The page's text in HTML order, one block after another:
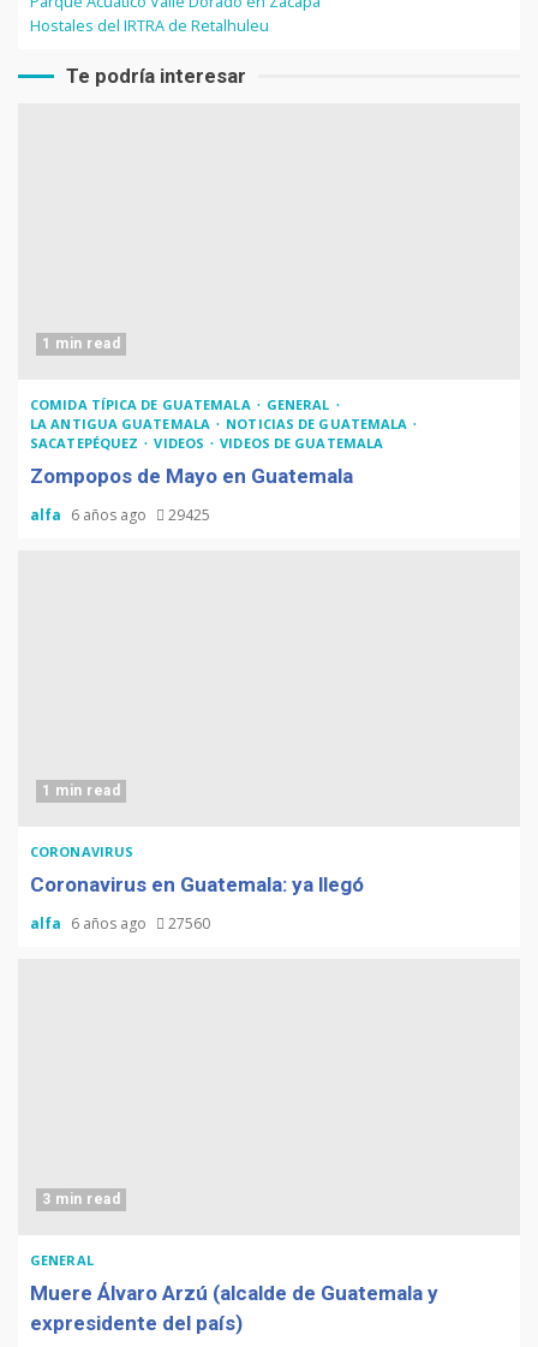
Hostales del IRTRA de Retalhuleu
Te podría interesar
1 min read
COMIDA TÍPICA DE GUATEMALA
GENERAL
LA ANTIGUA GUATEMALA
NOTICIAS DE GUATEMALA
SACATEPÉQUEZ
VIDEOS VIDEOS DE GUATEMALA
Zompopos de Mayo en Guatemala
alfa 6 años ago 29425
1 min read
CORONAVIRUS
Coronavirus en Guatemala: ya llegó
alfa 6 años ago 27560
3 min read
GENERAL
Muere Álvaro Arzú (alcalde de Guatemala y
expresidente del país)